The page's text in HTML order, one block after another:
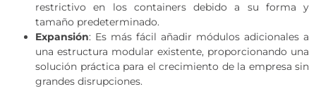
restrictivo en los containers debido a su forma y
tamaño predeterminado.
Expansión: Es más fácil añadir módulos adicionales a
una estructura modular existente, proporcionando una
solución práctica para el crecimiento de la empresa sin
grandes disrupciones.